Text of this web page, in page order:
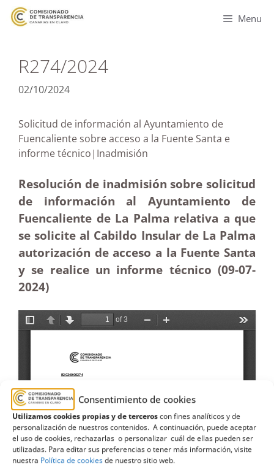
Consentimiento de cookies
Utilizamos cookies propias y de terceroscon fines analíticos y de
personalización de nuestros contenidos. A continuación, puede aceptar
el uso de cookies, rechazarlas o personalizar cuál de ellas pueden ser
utilizadas. Para editar sus preferencias o tener más información, visite
nuestra Política de cookiesde nuestro sitio web.
Menu
R274/2024
02/10/2024
Solicitud de información al Ayuntamiento de
Fuencaliente sobre acceso a la Fuente Santa e
informe técnico|Inadmisión
Resolución de inadmisión sobre solicitud
de información al Ayuntamiento de
Fuencaliente de La Palma relativa a que
se solicite al Cabildo Insular de La Palma
autorización de acceso a la Fuente Santa
y se realice un informe técnico (09-07-
2024)